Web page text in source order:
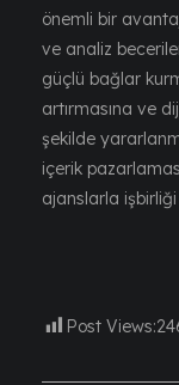
önemli bir
ve analiz
güçlü bağlar
artırmasına ve
şekilde
içerik
ajanslarla
Post Views: